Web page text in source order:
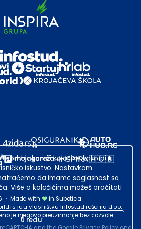
· Made with
in Subotica.
je u vlasništvu Infostud rešenja d.o.o.
je njegovo preuzimanje bez dozvole.
koristi kolačiće kako bi ti
iskustvo. Nastavkom
da imamo saglasnost sa
Više o kolačićima možeš pročitati
U redu